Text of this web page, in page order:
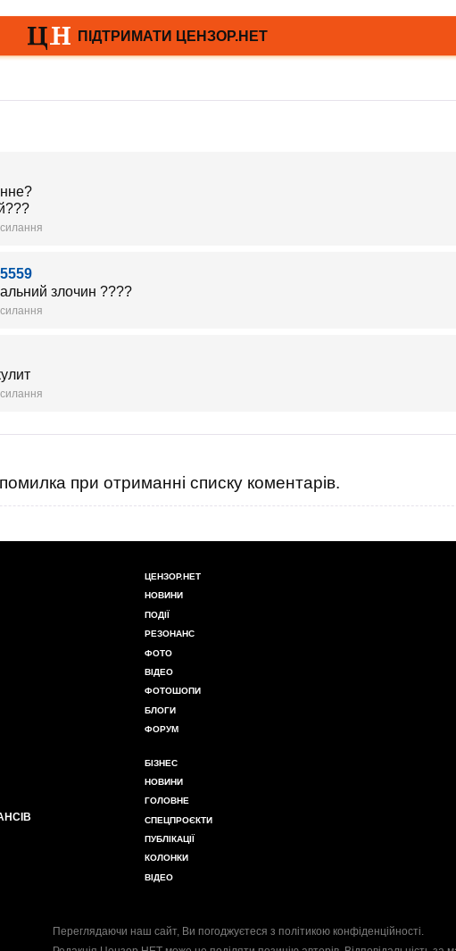
злочин ????
при отриманні списку коментарів.
ЦЕНЗОР.НЕТ
НОВИНИ
ПОДІЇ
РЕЗОНАНС
ФОТО
ВІДЕО
ФОТОШОПИ
БЛОГИ
ФОРУМ
БІЗНЕС
НОВИНИ
ГОЛОВНЕ
СПЕЦПРОЄКТИ
ПУБЛІКАЦІЇ
КОЛОНКИ
ВІДЕО
Переглядаючи наш сайт, Ви погоджуєтеся з політикою конфіденційності.